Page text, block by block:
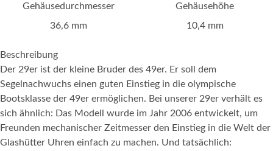
Gehäusedurchmesser
36,6 mm
Gehäusehöhe
10,4 mm
Beschreibung
Der 29er ist der kleine Bruder des 49er. Er soll dem
Segelnachwuchs einen guten Einstieg in die olympische
Bootsklasse der 49er ermöglichen. Bei unserer 29er verhält es
sich ähnlich: Das Modell wurde im Jahr 2006 entwickelt, um
Freunden mechanischer Zeitmesser den Einstieg in die Welt der
Glashütter Uhren einfach zu machen. Und tatsächlich: